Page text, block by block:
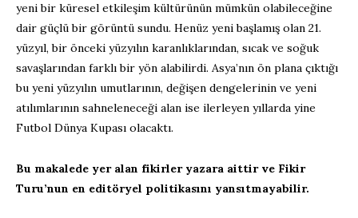
yeni bir küresel etkileşim kültürünün mümkün olabileceğine
dair güçlü bir görüntü sundu. Henüz yeni başlamış olan 21.
yüzyıl, bir önceki yüzyılın karanlıklarından, sıcak ve soğuk
savaşlarından farklı bir yön alabilirdi. Asya’nın ön plana çıktığı
bu yeni yüzyılın umutlarının, değişen dengelerinin ve yeni
atılımlarının sahneleneceği alan ise ilerleyen yıllarda yine
Futbol Dünya Kupası olacaktı.
Bu makalede yer alan fikirler yazara aittir ve Fikir
Turu’nun en editöryel politikasını yansıtmayabilir.